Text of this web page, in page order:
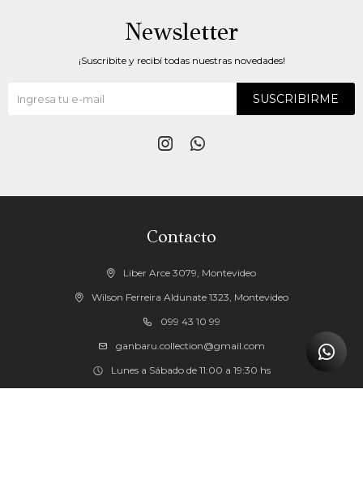
Contacto
Liber Arce 3079, Montevideo
Wilson Ferreira Aldunate 1323, Montevideo
099 43 10 99
ganbaru.collection@gmail.com
Lunes a Sábado de 11:00 a 19:30 hs
Newsletter
¡Suscribite y recibí todas nuestras novedades!
SUSCRIBIRME
 